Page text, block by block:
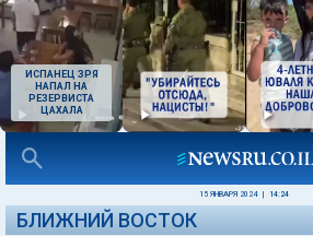
ИСПАНЕЦ ЗРЯ
НАПАЛ НА
РЕЗЕРВИСТА
ЦАХАЛА
15 ЯНВАРЯ 2024 14:24
БЛИЖНИЙ ВОСТОК